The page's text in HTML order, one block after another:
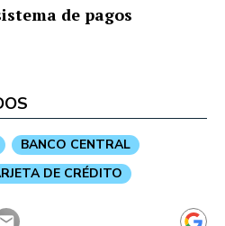
de pagos
BANCO CENTRAL
DE CRÉDITO